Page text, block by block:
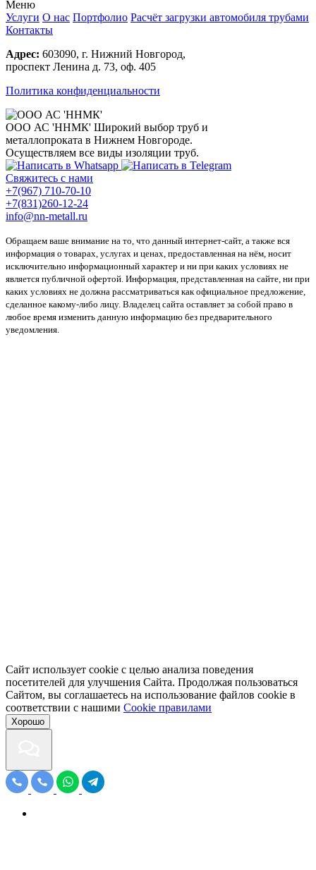
Меню
Услуги О нас Портфолио Расчёт загрузки автомобиля трубами
Контакты
Адрес: 603090, г. Нижний Новгород,
проспект Ленина д. 73, оф. 405
Политика конфиденциальности
ООО АС 'ННМК' Широкий выбор труб и
металлопроката в Нижнем Новгороде.
Осуществляем все виды изоляции труб.
Свяжитесь с нами
+7(967) 710-70-10
+7(831)260-12-24
info@nn-metall.ru
Обращаем ваше внимание на то, что данный интернет-сайт, а также вся
информация о товарах, услугах и ценах, предоставленная на нём, носит
исключительно информационный характер и ни при каких условиях не
является публичной офертой. Информация, представленная на сайте, ни при
каких условиях не должна рассматриваться как официальное предложение,
сделанное какому-либо лицу. Владелец сайта оставляет за собой право в
любое время изменить данную информацию без предварительного
уведомления.
Сайт использует cookie с целью анализа поведения
посетителей для улучшения Сайта. Продолжая пользоваться
Сайтом, вы соглашаетесь на использование файлов cookie в
соответствии с нашими Cookiе правилами
Хорошо